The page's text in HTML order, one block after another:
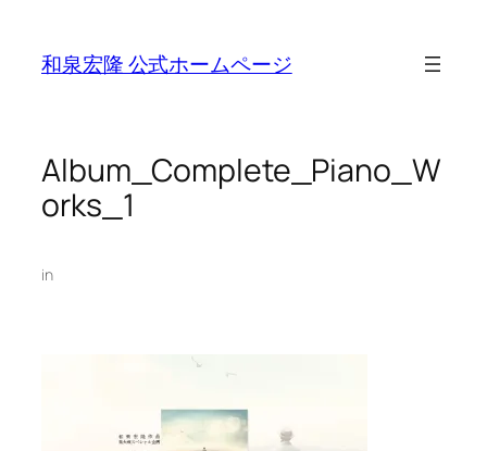
content
和泉宏隆 公式ホームページ
Album_Complete_Piano_W
orks_1
in